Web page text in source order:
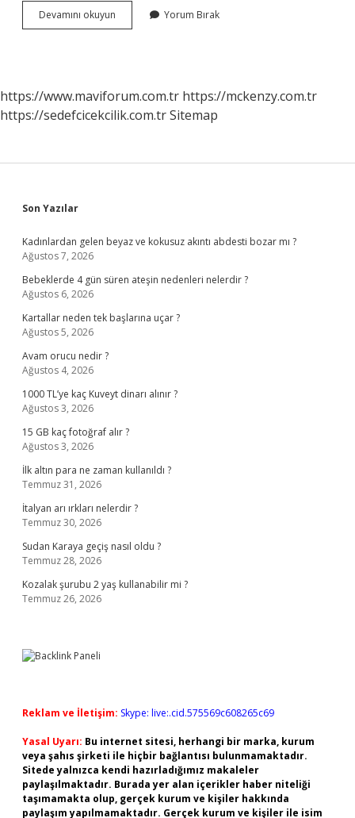
Devamını okuyun Duygusal
Muhakeme
Yorum Bırak
https://www.maviforum.com.tr https://mckenzy.com.tr
https://sedefcicekcilik.com.trSitemap
Sidebar
Son Yazılar
Kadınlardan gelen beyaz ve kokusuz akıntı abdesti bozar mı ?
Ağustos 7, 2026
Bebeklerde 4 gün süren ateşin nedenleri nelerdir ?
Ağustos 6, 2026
Kartallar neden tek başlarına uçar ?
Ağustos 5, 2026
Avam orucu nedir ?
Ağustos 4, 2026
1000 TL’ye kaç Kuveyt dinarı alınır ?
Ağustos 3, 2026
15 GB kaç fotoğraf alır ?
Ağustos 3, 2026
İlk altın para ne zaman kullanıldı ?
Temmuz 31, 2026
İtalyan arı ırkları nelerdir ?
Temmuz 30, 2026
Sudan Karaya geçiş nasıl oldu ?
Temmuz 28, 2026
Kozalak şurubu 2 yaş kullanabilir mi ?
Temmuz 26, 2026
Reklam ve İletişim: Skype: live:.cid.575569c608265c69
Yasal Uyarı: Bu internet sitesi, herhangi bir marka, kurum
veya şahıs şirketi ile hiçbir bağlantısı bulunmamaktadır.
Sitede yalnızca kendi hazırladığımız makaleler
paylaşılmaktadır. Burada yer alan içerikler haber niteliği
taşımamakta olup, gerçek kurum ve kişiler hakkında
paylaşım yapılmamaktadır. Gerçek kurum ve kişiler ile isim